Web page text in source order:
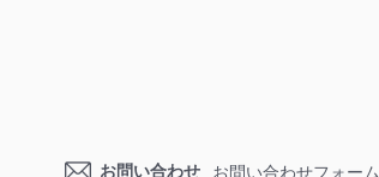
お問い合わせ お問い合わせフォーム